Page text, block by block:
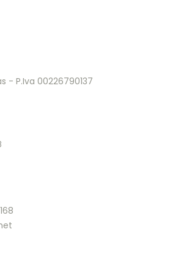
- P.Iva 00226790137